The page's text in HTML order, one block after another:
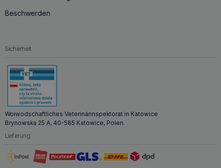
Beschwerden
Sicherheit
Woiwodschaftliches Veterinärinspektorat in Katowice
Brynowska 25 A, 40-585 Katowice, Polen.
Lieferung